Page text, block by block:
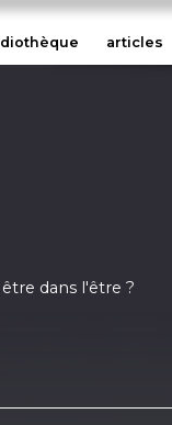
articles
dans l'être ?